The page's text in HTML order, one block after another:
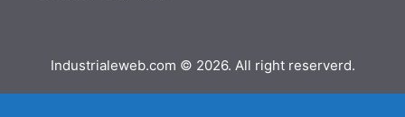
Industrialeweb.com © 2026. All right reserverd.